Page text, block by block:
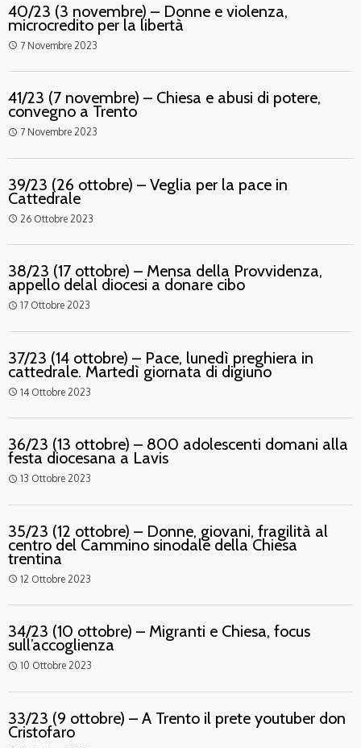
40/23 (3 novembre) – Donne e violenza,
microcredito per la libertà
access_time 7 Novembre 2023
41/23 (7 novembre) – Chiesa e abusi di potere,
convegno a Trento
access_time 7 Novembre 2023
39/23 (26 ottobre) – Veglia per la pace in
Cattedrale
access_time 26 Ottobre 2023
38/23 (17 ottobre) – Mensa della Provvidenza,
appello delal diocesi a donare cibo
access_time 17 Ottobre 2023
37/23 (14 ottobre) – Pace, lunedì preghiera in
cattedrale. Martedì giornata di digiuno
access_time 14 Ottobre 2023
36/23 (13 ottobre) – 800 adolescenti domani alla
festa diocesana a Lavis
access_time 13 Ottobre 2023
35/23 (12 ottobre) – Donne, giovani, fragilità al
centro del Cammino sinodale della Chiesa
trentina
access_time 12 Ottobre 2023
34/23 (10 ottobre) – Migranti e Chiesa, focus
sull’accoglienza
access_time 10 Ottobre 2023
33/23 (9 ottobre) – A Trento il prete youtuber don
Cristofaro